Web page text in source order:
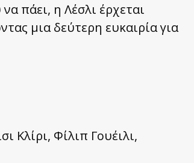
πάει, η Λέσλι έρχεται
μια δεύτερη ευκαιρία για
Κλίρι, Φίλιπ Γουέιλι,